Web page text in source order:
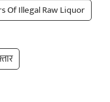
Of Illegal Raw Liquor